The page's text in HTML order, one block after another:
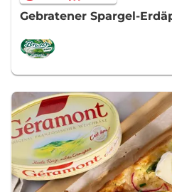
Gebratener Spargel-